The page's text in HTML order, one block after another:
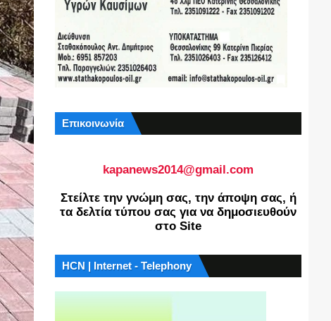
Επικοινωνία
kapanews2014@gmail.com
Στείλτε την γνώμη σας, την άποψη σας, ή
τα δελτία τύπου σας για να δημοσιευθούν
στο Site
HCN | Internet - Telephony